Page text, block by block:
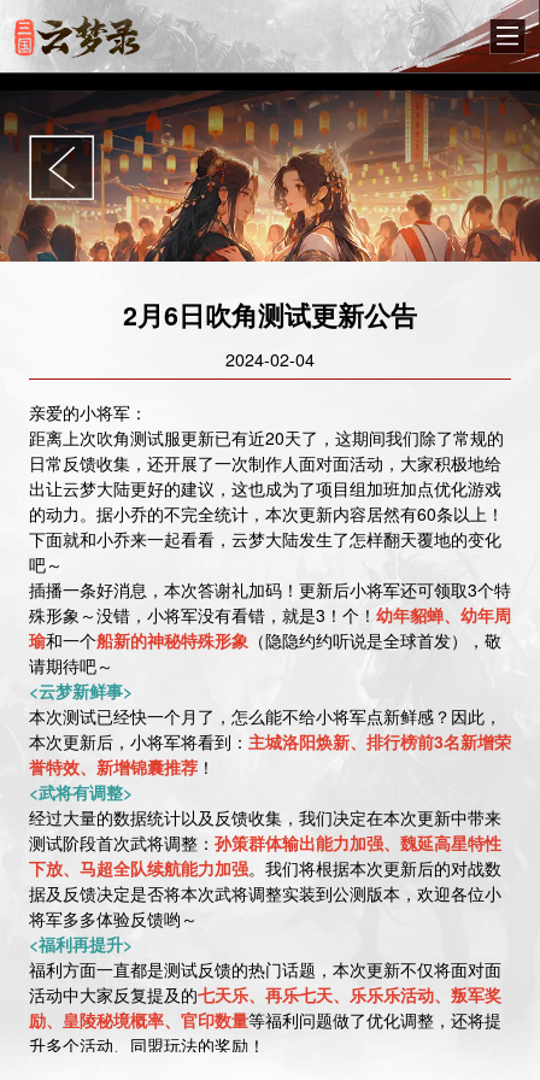
2月6日吹角测试更新公告
2024-02-04
亲爱的小将军：
距离上次吹角测试服更新已有近20天了，这期间我们除了常规的
日常反馈收集，还开展了一次制作人面对面活动，大家积极地给
出让云梦大陆更好的建议，这也成为了项目组加班加点优化游戏
的动力。据小乔的不完全统计，本次更新内容居然有60条以上！
下面就和小乔来一起看看，云梦大陆发生了怎样翻天覆地的变化
吧～
插播一条好消息，本次答谢礼加码！更新后小将军还可领取3个特
殊形象～没错，小将军没有看错，就是3！个！ 幼年貂蝉、幼年周
瑜和一个船新的神秘特殊形象（隐隐约约听说是全球首发），敬
请期待吧～
<云梦新鲜事>
本次测试已经快一个月了，怎么能不给小将军点新鲜感？因此，
本次更新后，小将军将看到： 主城洛阳焕新、排行榜前3名新增荣
誉特效、新增锦囊推荐！
<武将有调整>
经过大量的数据统计以及反馈收集，我们决定在本次更新中带来
测试阶段首次武将调整： 孙策群体输出能力加强、魏延高星特性
下放、马超全队续航能力加强。我们将根据本次更新后的对战数
据及反馈决定是否将本次武将调整实装到公测版本，欢迎各位小
将军多多体验反馈哟～
<福利再提升>
福利方面一直都是测试反馈的热门话题，本次更新不仅将面对面
活动中大家反复提及的七天乐、再乐七天、乐乐乐活动、叛军奖
励、皇陵秘境概率、官印数量等福利问题做了优化调整，还将提
升多个活动、同盟玩法的奖励！